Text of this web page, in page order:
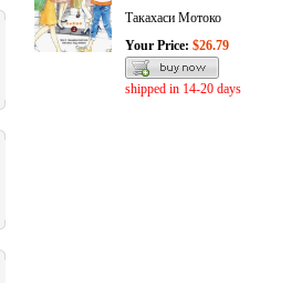
Такахаси Мотоко
Your Price: $26.79
shipped in 14-20 days